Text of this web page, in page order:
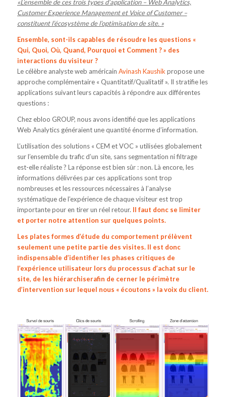
«L’ensemble de ces trois types d’application – Web Analytics,
Customer Experience Management et Voice of Customer –
constituent l’écosystème de l’optimisation de site. »
Ensemble, sont-ils capables de résoudre les questions «
Qui, Quoi, Où, Quand, Pourquoi et Comment ? » des
interactions du visiteur ?
Le célèbre analyste web américain Avinash Kaushik propose une
approche complémentaire « Quantitatif/Qualitatif ». Il stratifie les
applications suivant leurs capacités à répondre aux différentes
questions :
Chez ebloo GROUP, nous avons identifié que les applications
Web Analytics généraient une quantité énorme d’information.
L’utilisation des solutions « CEM et VOC » utilisées globalement
sur l’ensemble du trafic d’un site, sans segmentation ni filtrage
est-elle réaliste ? La réponse est bien sûr : non. Là encore, les
informations délivrées par ces applications sont trop
nombreuses et les ressources nécessaires à l’analyse
systématique de l’expérience de chaque visiteur est trop
importante pour en tirer un réel retour. Il faut donc se limiter
et porter notre attention sur quelques points.
Les plates formes d’étude du comportement prélèvent
seulement une petite partie des visites. Il est donc
indispensable d’identifier les phases critiques de
l’expérience utilisateur lors du processus d’achat sur le
site, de les hiérarchiserafin de cerner le périmètre
d’intervention sur lequel nous « écoutons » la voix du client.